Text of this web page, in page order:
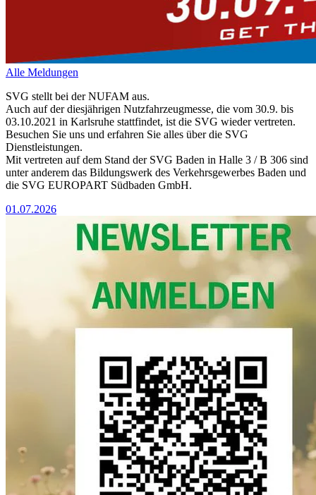
Alle Meldungen
SVG stellt bei der NUFAM aus.
Auch auf der diesjährigen Nutzfahrzeugmesse, die vom 30.9. bis
03.10.2021 in Karlsruhe stattfindet, ist die SVG wieder vertreten.
Besuchen Sie uns und erfahren Sie alles über die SVG
Dienstleistungen.
Mit vertreten auf dem Stand der SVG Baden in Halle 3 / B 306 sind
unter anderem das Bildungswerk des Verkehrsgewerbes Baden und
die SVG EUROPART Südbaden GmbH.
01.07.2026